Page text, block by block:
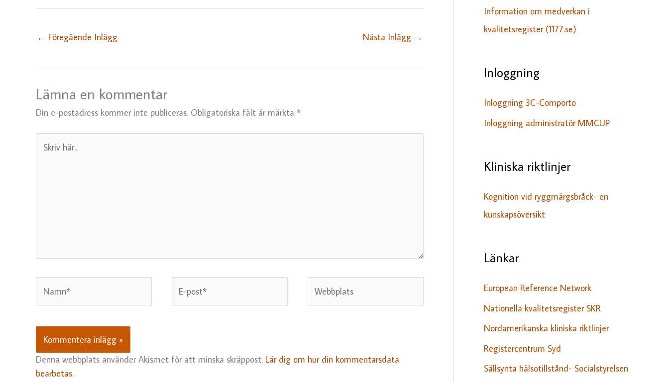
← Föregående Inlägg Nästa Inlägg →
Lämna en kommentar
Din e-postadress kommer inte publiceras. Obligatoriska fält är märkta *
här..
post*
Denna webbplats använder Akismet för att minska skräppost. Lär dig om hur din kommentarsdata
bearbetas.
Information om medverkan i
kvalitetsregister (1177.se)
Inloggning
Inloggning 3C-Comporto
Inloggning administratör MMCUP
Kliniska riktlinjer
Kognition vid ryggmärgsbråck- en
kunskapsöversikt
Länkar
European Reference Network
Nationella kvalitetsregister SKR
Nordamerikanska kliniska riktlinjer
Registercentrum Syd
Sällsynta hälsotillstånd- Socialstyrelsen